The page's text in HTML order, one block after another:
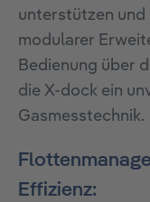
unterstützen und
modularer
Bedienung über
die X-dock ein
Gasmesstechnik.
Effizienz: